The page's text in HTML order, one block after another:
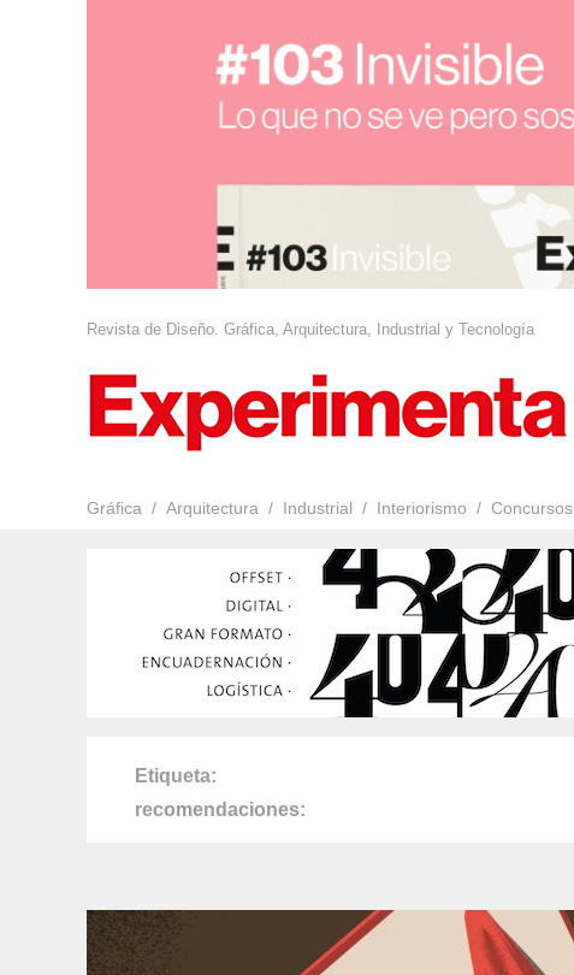
Revista de Diseño. Gráfica, Arquitectura, Industrial y Tecnología
Gráfica Arquitectura Industrial Interiorismo Concursos
Etiqueta
recomendaciones